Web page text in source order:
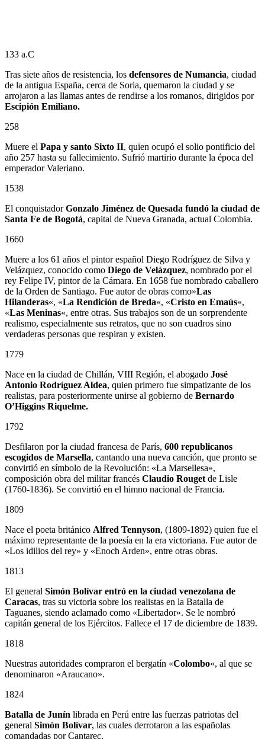
133 a.C
Tras siete años de resistencia, los defensores de Numancia, ciudad
de la antigua España, cerca de Soria, quemaron la ciudad y se
arrojaron a las llamas antes de rendirse a los romanos, dirigidos por
Escipión Emiliano.
258
Muere el Papa y santo Sixto II, quien ocupó el solio pontificio del
año 257 hasta su fallecimiento. Sufrió martirio durante la época del
emperador Valeriano.
1538
El conquistadorGonzalo Jiménez de Quesada fundó la ciudad de
Santa Fe de Bogotá, capital de Nueva Granada, actual Colombia.
1660
Muere a los 61 años el pintor español Diego Rodríguez de Silva y
Velázquez, conocido como Diego de Velázquez, nombrado por el
rey Felipe IV, pintor de la Cámara. En 1658 fue nombrado caballero
de la Orden de Santiago. Fue autor de obras como»Las
Hilanderas«, «La Rendición de Breda«, «Cristo en Emaús«,
«Las Meninas«, entre otras. Sus trabajos son de un sorprendente
realismo, especialmente sus retratos, que no son cuadros sino
verdaderas personas que respiran y existen.
1779
Nace en la ciudad de Chillán, VIII Región, el abogado José
Antonio Rodríguez Aldea, quien primero fue simpatizante de los
realistas, para posteriormente unirse al gobierno de Bernardo
O’Higgins Riquelme.
1792
Desfilaron por la ciudad francesa de París, 600 republicanos
escogidos de Marsella, cantando una nueva canción, que pronto se
convirtió en símbolo de la Revolución: «La Marsellesa»,
composición obra del militar francés Claudio Rouget de Lisle
(1760-1836). Se convirtió en el himno nacional de Francia.
1809
Nace el poeta británico Alfred Tennyson, (1809-1892) quien fue el
máximo representante de la poesía en la era victoriana. Fue autor de
«Los idilios del rey» y «Enoch Arden», entre otras obras.
1813
El general Simón Bolívar entró en la ciudad venezolana de
Caracas, tras su victoria sobre los realistas en la Batalla de
Taguanes, siendo aclamado como «Libertador». Se le nombró
capitán general de los Ejércitos. Fallece el 17 de diciembre de 1839.
1818
Nuestras autoridades compraron el bergatín «Colombo«, al que se
denominaron «Araucano».
1824
Batalla de Junín librada en Perú entre las fuerzas patriotas del
general Simón Bolívar, las cuales derrotaron a las españolas
comandadas por Cantarec.